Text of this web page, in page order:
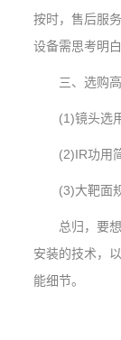
按时，售后服
设备需思考明白
三、选购
(1)镜头选
(2)IR功用
(3)大靶面
总归，要
安装的技术，
能细节。